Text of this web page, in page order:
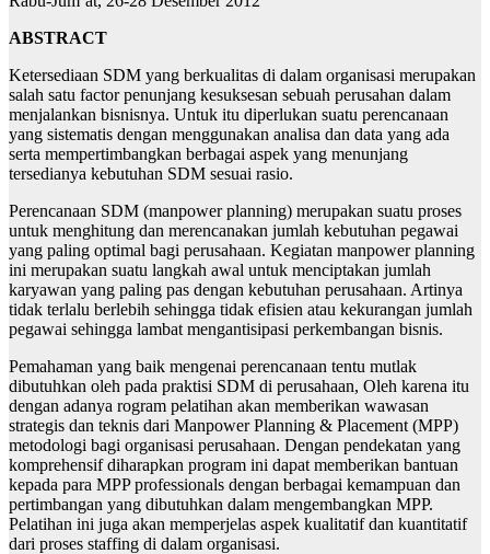
ABSTRACT
Ketersediaan SDM yang berkualitas di dalam organisasi merupakan
salah satu factor penunjang kesuksesan sebuah perusahan dalam
menjalankan bisnisnya. Untuk itu diperlukan suatu perencanaan
yang sistematis dengan menggunakan analisa dan data yang ada
serta mempertimbangkan berbagai aspek yang menunjang
tersedianya kebutuhan SDM sesuai rasio.
Perencanaan SDM (manpower planning) merupakan suatu proses
untuk menghitung dan merencanakan jumlah kebutuhan pegawai
yang paling optimal bagi perusahaan. Kegiatan manpower planning
ini merupakan suatu langkah awal untuk menciptakan jumlah
karyawan yang paling pas dengan kebutuhan perusahaan. Artinya
tidak terlalu berlebih sehingga tidak efisien atau kekurangan jumlah
pegawai sehingga lambat mengantisipasi perkembangan bisnis.
Pemahaman yang baik mengenai perencanaan tentu mutlak
dibutuhkan oleh pada praktisi SDM di perusahaan, Oleh karena itu
dengan adanya rogram pelatihan akan memberikan wawasan
strategis dan teknis dari Manpower Planning & Placement (MPP)
metodologi bagi organisasi perusahaan. Dengan pendekatan yang
komprehensif diharapkan program ini dapat memberikan bantuan
kepada para MPP professionals dengan berbagai kemampuan dan
pertimbangan yang dibutuhkan dalam mengembangkan MPP.
Pelatihan ini juga akan memperjelas aspek kualitatif dan kuantitatif
dari proses staffing di dalam organisasi.